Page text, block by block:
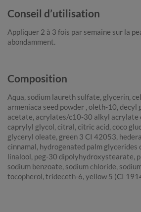
Conseil d’utilisation
Appliquer 2 à 3 fois par semaine sur la
abondamment.
Composition
Aqua, sodium laureth sulfate, glycerin,
armeniaca seed powder , oleth-10, decyl
acetate, acrylates/c10-30 alkyl acrylate
caprylyl glycol, citral, citric acid, coco
glyceryl oleate, green 3 CI 42053,
cinnamal, hydrogenated palm
linalool, peg-30 dipolyhydroxystearate,
sodium benzoate, sodium chloride,
tocopherol, trideceth-6, yellow 5 (CI